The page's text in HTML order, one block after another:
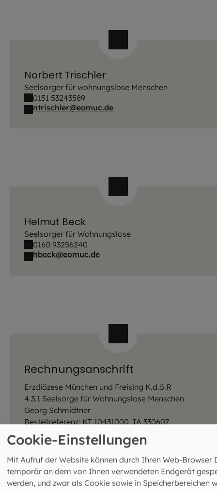
Norbert Trischler
Seelsorger für wohnungslose Menschen
0151 53243589
ntrischler@eomuc.de
Helmut Beck
Seelsorger für Wohnungslose
0160 93256240
hbeck@eomuc.de
Rechnungsanschrift
Erzdiözese München und Freising K.d.ö.R
4.3.1 Seelsorge für Wohnungslose Menschen
Georg Schmidtner
Bestellreferenz: KT 10431000, IA 330607
Postfach 310426
80104 München
Hinweis: Bitte nutzen Sie für Ihre Rechnungen die
angegebene Rechnungsanschrift.
Versand der Rechnungen bitte ausschließlich per
Cookie-Einstellungen
Mit Aufruf der Website können durch Ihren Web-Browser
temporär an dem von Ihnen verwendeten Endgerät
werden, und zwar als Cookie sowie in Speicherbereichen